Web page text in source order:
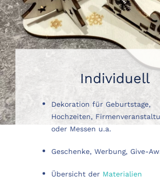
Individuell
Dekoration für Geburtstage,
Hochzeiten,
oder Messen u.a.
Geschenke, Werbung, Give-
Übersicht der Materialien